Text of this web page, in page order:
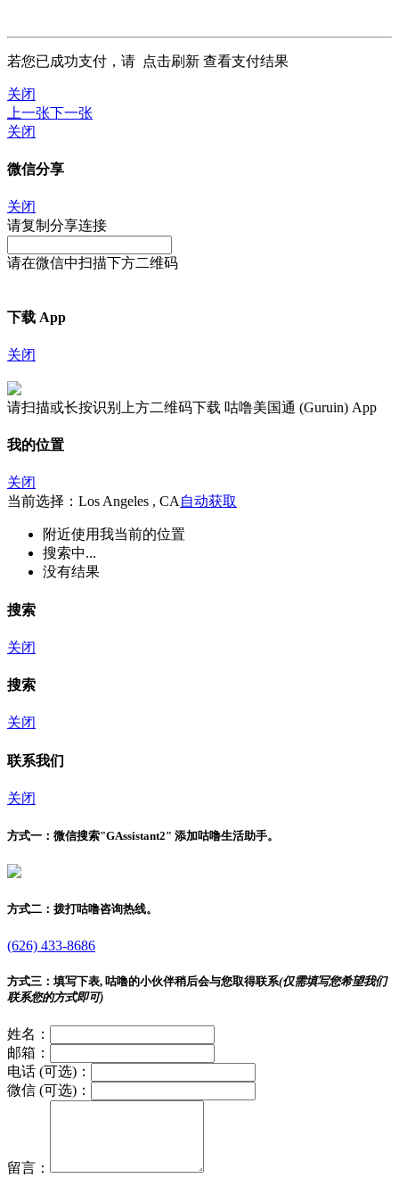
若您已成功支付，请 点击刷新 查看支付结果
关闭
上一张下一张
关闭
微信分享
关闭
请复制分享连接
请在微信中扫描下方二维码
下载 App
关闭
请扫描或长按识别上方二维码下载 咕噜美国通 (Guruin) App
我的位置
关闭
当前选择：Los Angeles , CA 自动获取
附近使用我当前的位置
搜索中...
没有结果
搜索
关闭
搜索
关闭
联系我们
关闭
方式一： 微信搜索"GAssistant2" 添加咕噜生活助手。
方式二： 拨打咕噜咨询热线。
(626) 433-8686
方式三： 填写下表, 咕噜的小伙伴稍后会与您取得联系(仅需填写您希望我们
联系您的方式即可)
姓名：
邮箱：
电话 (可选)：
微信 (可选)：
留言：